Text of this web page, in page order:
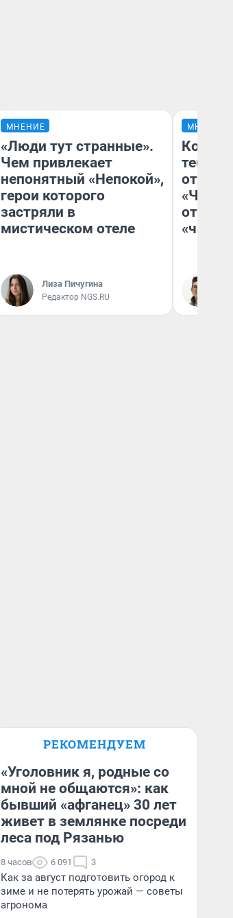
МНЕНИЕ
«Люди тут странные».
Чем привлекает
непонятный «Непокой»,
герои которого
застряли в
мистическом отеле
Лиза Пичугина
Редактор NGS.RU
МНЕНИЕ
тебя
отзыв
РЕКОМЕНДУЕМ
«Уголовник я, родные со
мной не общаются»: как
бывший «афганец» 30 лет
живет в землянке посреди
леса под Рязанью
8 часов 6 091 3
Как за август подготовить огород к
зиме и не потерять урожай — советы
агронома